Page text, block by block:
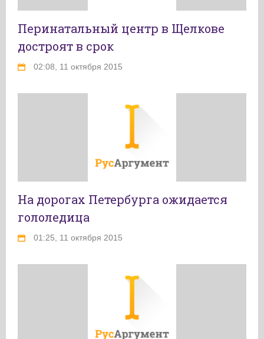
Перинатальный центр в Щелкове
достроят в срок
02:08, 11 октября 2015
На дорогах Петербурга ожидается
гололедица
01:25, 11 октября 2015